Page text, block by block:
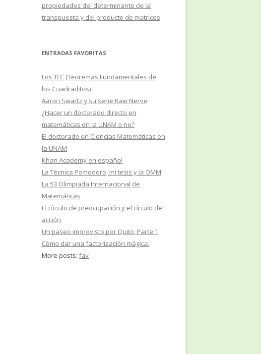
propiedades del determinante de la
transpuesta y del producto de matrices
ENTRADAS FAVORITAS
Los TFC (Teoremas Fundamentales de
los Cuadraditos)
Aaron Swartz y su serie Raw Nerve
¿Hacer un doctorado directo en
matemáticas en la UNAM o no?
El doctorado en Ciencias Matemáticas en
la UNAM
Khan Academy en español
La Técnica Pomodoro, mi tesis y la OMM
La 53 Olimpiada Internacional de
Matemáticas
El círculo de preocupación y el círculo de
acción
Un paseo improvisto por Quito, Parte 1
Cómo dar una factorización mágica.
More posts: fav